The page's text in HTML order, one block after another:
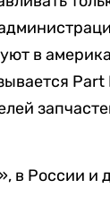
в
в России и